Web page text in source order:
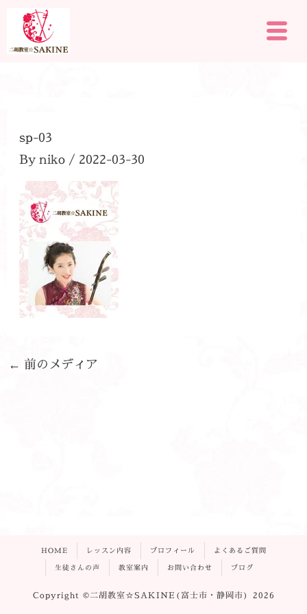
を
メ
ニ
sp-03
By niko / 2022-03-30
← 前のメディア
HOME レッスン内容 プロフィール
よくあるご質問
生徒さんの声
教室案内 お問い合わせ ブログ
Copyright ©二胡教室☆SAKINE(富士市・静岡市) 2026